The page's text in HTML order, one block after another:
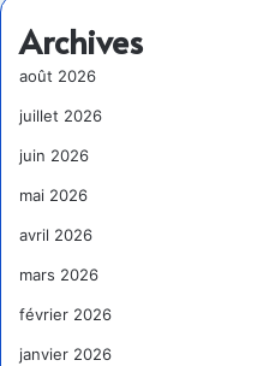
Archives
août 2026
juillet 2026
juin 2026
mai 2026
avril 2026
mars 2026
février 2026
janvier 2026